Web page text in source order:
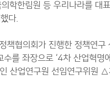
학한림원 등 우리나라를
다.
협의회가 진행한 정책연구
를 좌장으로 ‘4차 산업혁
산업연구원 선임연구위원